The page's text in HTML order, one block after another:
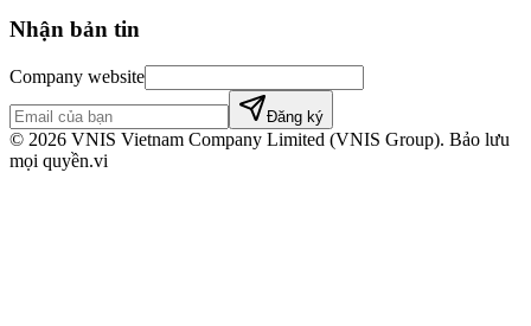
Nhận bản tin
Company website
Đăng ký
© 2026 VNIS Vietnam Company Limited (VNIS Group). Bảo lưu
mọi quyền.vi